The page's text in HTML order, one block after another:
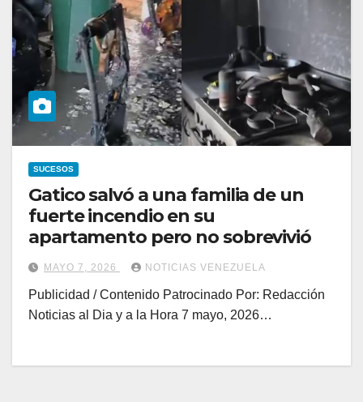
SUCESOS
Gatico salvó a una familia de un
fuerte incendio en su
apartamento pero no sobrevivió
MAYO 7, 2026 NOTICIAS VENEZUELA
Publicidad / Contenido Patrocinado Por: Redacción
Noticias al Dia y a la Hora 7 mayo, 2026…